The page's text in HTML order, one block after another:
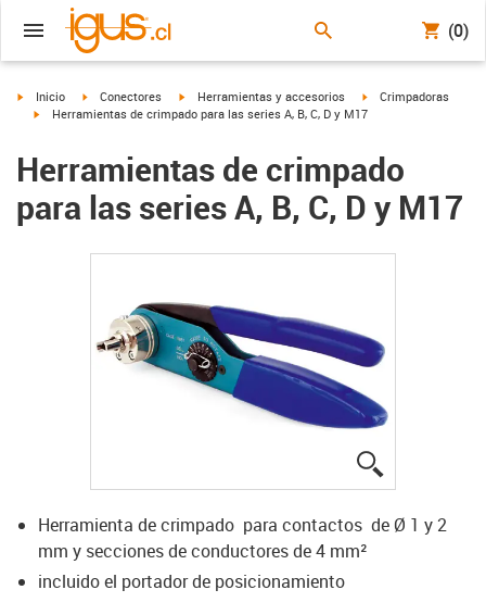
(0)
igus-icon-arrow-right
Inicio igus-icon-arrow-right
Conectores igus-icon-arrow-right
Herramientas y accesorios igus-icon-arrow-right
Crimpadoras
igus-icon-arrow-right
Herramientas de crimpado para las series A, B, C, D y M17
Herramientas de crimpado
para las series A, B, C, D y M17
Herramienta de crimpado para contactos de Ø 1 y 2
mm y secciones de conductores de 4 mm²
incluido el portador de posicionamiento